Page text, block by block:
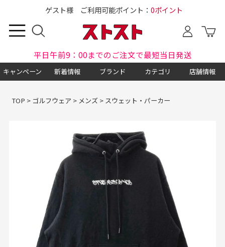
ゲスト様 ご利用可能ポイント： 0ポイント
平日午前9：00までのご注文で最短当日発送
キャンペーン 新着情報 ブランド カテゴリ 店舗情報
TOP > ゴルフウェア > メンズ> スウェット・パーカー